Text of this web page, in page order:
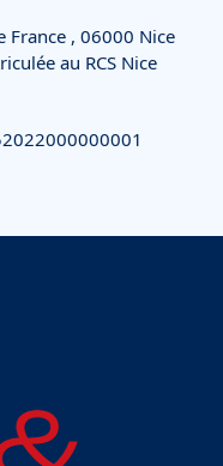
France , 06000 Nice
au RCS Nice